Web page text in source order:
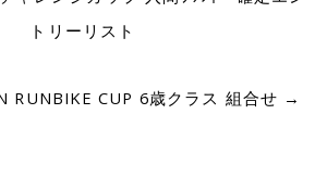
トリーリスト
RUNBIKE CUP 6歳クラス 組合せ →